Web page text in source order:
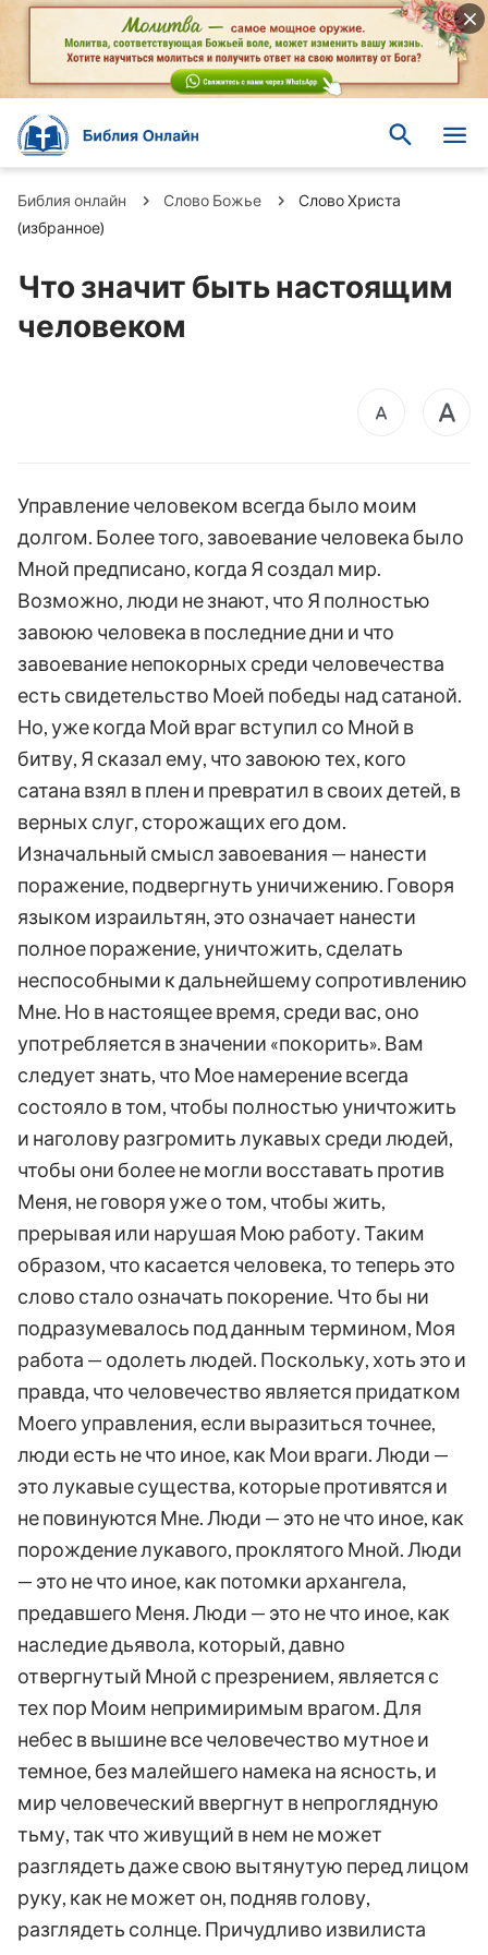
Библия онлайн Слово Божье
Слово Христа
(избранное)
Что значит быть настоящим
человеком
Управление человеком всегда было моим
долгом. Более того, завоевание человека было
Мной предписано, когда Я создал мир.
Возможно, люди не знают, что Я полностью
завоюю человека в последние дни и что
завоевание непокорных среди человечества
есть свидетельство Моей победы над сатаной.
Но, уже когда Мой враг вступил со Мной в
битву, Я сказал ему, что завоюю тех, кого
сатана взял в плен и превратил в своих детей, в
верных слуг, сторожащих его дом.
Изначальный смысл завоевания — нанести
поражение, подвергнуть уничижению. Говоря
языком израильтян, это означает нанести
полное поражение, уничтожить, сделать
неспособными к дальнейшему сопротивлению
Мне. Но в настоящее время, среди вас, оно
употребляется в значении «покорить». Вам
следует знать, что Мое намерение всегда
состояло в том, чтобы полностью уничтожить
и наголову разгромить лукавых среди людей,
чтобы они более не могли восставать против
Меня, не говоря уже о том, чтобы жить,
прерывая или нарушая Мою работу. Таким
образом, что касается человека, то теперь это
слово стало означать покорение. Что бы ни
подразумевалось под данным термином, Моя
работа — одолеть людей. Поскольку, хоть это и
правда, что человечество является придатком
Моего управления, если выразиться точнее,
люди есть не что иное, как Мои враги. Люди —
это лукавые существа, которые противятся и
не повинуются Мне. Люди — это не что иное, как
порождение лукавого, проклятого Мной. Люди
— это не что иное, как потомки архангела,
предавшего Меня. Люди — это не что иное, как
наследие дьявола, который, давно
отвергнутый Мной с презрением, является с
тех пор Моим непримиримым врагом. Для
небес в вышине все человечество мутное и
темное, без малейшего намека на ясность, и
мир человеческий ввергнут в непроглядную
тьму, так что живущий в нем не может
разглядеть даже свою вытянутую перед лицом
руку, как не может он, подняв голову,
разглядеть солнце. Причудливо извилиста